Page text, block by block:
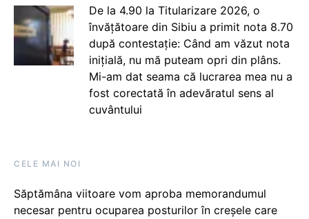
De la 4.90 la Titularizare 2026, o
învățătoare din Sibiu a primit nota 8.70
după contestație: Când am văzut nota
inițială, nu mă puteam opri din plâns.
Mi-am dat seama că lucrarea mea nu a
fost corectată în adevăratul sens al
cuvântului
CELE MAI NOI
Săptămâna viitoare vom aproba memorandumul
necesar pentru ocuparea posturilor în creșele care